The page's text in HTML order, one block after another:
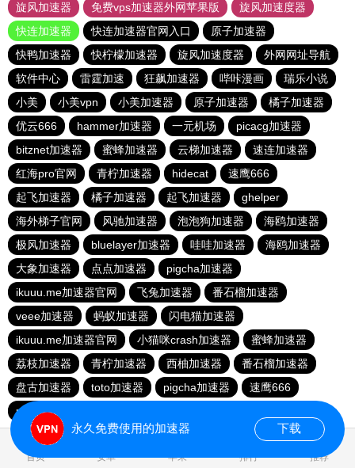
旋风加速器
免费vps加速器外网苹果版
旋风加速度器
快连加速器
快连加速器官网入口
原子加速器
快鸭加速器
快柠檬加速器 旋风加速度器
外网网址导航
软件中心
雷霆加速 狂飙加速器 哔咔漫画
瑞乐小说
小美
小美vpn 小美加速器 原子加速器
橘子加速器
优云666
hammer加速器 一元机场
picacg加速器
bitznet加速器
蜜蜂加速器 云梯加速器
速连加速器
红海pro官网
青柠加速器 hidecat
速鹰666
起飞加速器
橘子加速器 起飞加速器
ghelper
海外梯子官网
风驰加速器 泡泡狗加速器
海鸥加速器
极风加速器
bluelayer加速器 哇哇加速器
海鸥加速器
大象加速器
点点加速器
pigcha加速器
ikuuu.me加速器官网
飞兔加速器
番石榴加速器
veee加速器
蚂蚁加速器
闪电猫加速器
ikuuu.me加速器官网
小猫咪crash加速器
蜜蜂加速器
荔枝加速器
青柠加速器 西柚加速器
番石榴加速器
盘古加速器
toto加速器 pigcha加速器
速鹰666
picacg加速器
首页 安卓 苹果 排行 推荐
永久免费使用的加速器 下载
0.023182s